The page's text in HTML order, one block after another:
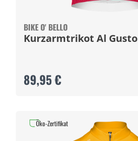
BIKE O' BELLO
Kurzarmtrikot Al Gusto
89,95 €
Öko-Zertifikat